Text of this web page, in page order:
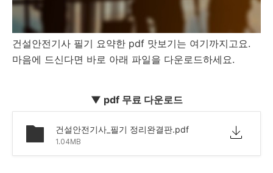
건설안전기사 필기 요약한 pdf 맛보기는 여기까지고요.
마음에 드신다면 바로 아래 파일을 다운로드하세요.
▼ pdf 무료 다운로드
건설안전기사_필기 정리완결판.pdf
1.04MB